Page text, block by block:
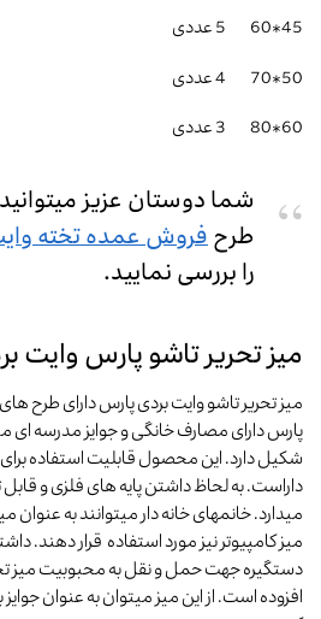
45*60 5 عددی
50*70 4 عددی
60*80 3 عددی
شما دوستان عزیز
طرحفروش عمده تخته
را بررسی نمایید.
میز تحریر تاشو پارس وایت
میز تحریر تاشو وایت بردی پارس دارای طرح
پارس دارای مصارف خانگی و جوایز مدرسه ای
شکیل دارد. این محصول قابلیت استفاده
داراست. به لحاظ داشتن پایه های فلزی و
میدارد. خانمهای خانه دار میتوانند به عنوان
میز کامپیوتر نیز مورد استفاده قرار دهند.
دستگیره جهت حمل و نقل به محبوبیت میز
افزوده است. از این میز میتوان به عنوان